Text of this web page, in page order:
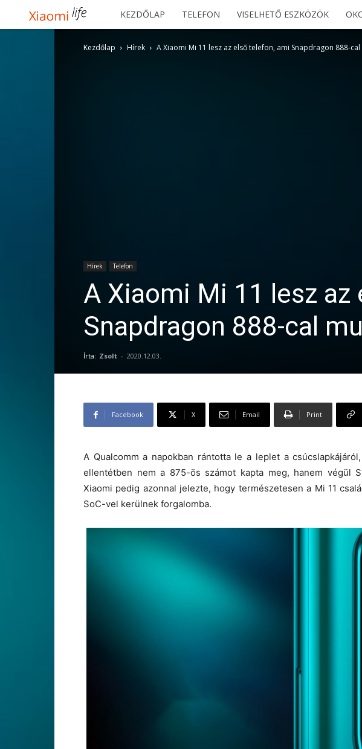
Xiaomilife
KEZDŐLAP TELEFON VISELHETŐ ESZKÖZÖK
Kezdőlap Hírek A Xiaomi Mi 11 lesz az első telefon, ami Snapdragon 888-
Hírek Telefon
A Xiaomi Mi 11 lesz az
Snapdragon 888-cal
Írta: Zsolt - 2020.12.03.
Facebook X Email Print
A Qualcomm a napokban rántotta le a leplet a
ellentétben nem a 875-ös számot kapta meg, hanem végül
Xiaomi pedig azonnal jelezte, hogy természetesen a Mi 11
SoC-vel kerülnek forgalomba.